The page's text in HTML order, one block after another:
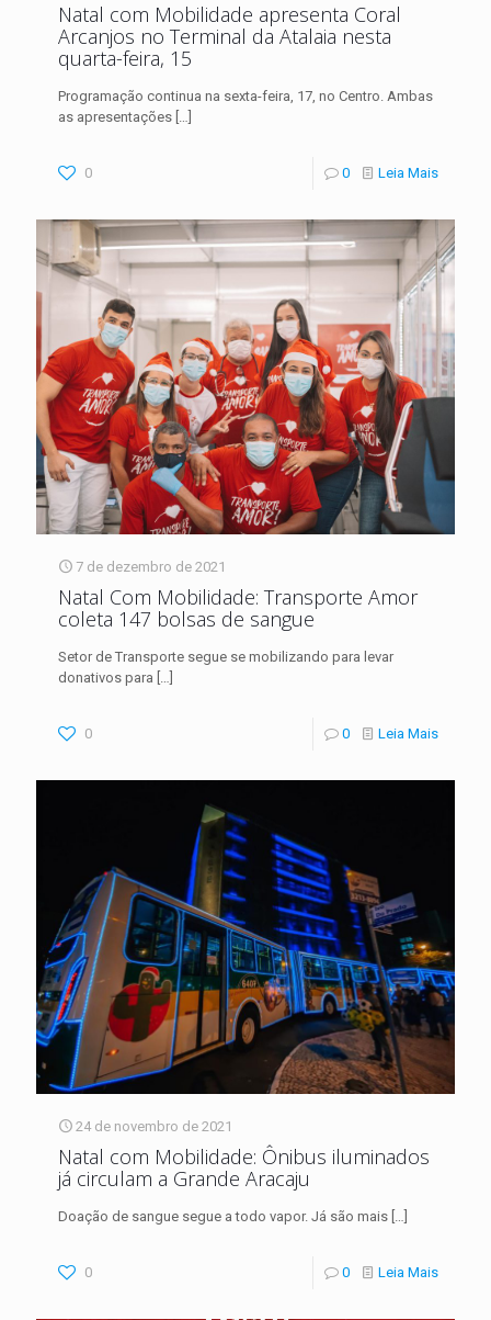
Natal com Mobilidade apresenta Coral
Arcanjos no Terminal da Atalaia nesta
quarta-feira, 15
Programação continua na sexta-feira, 17, no Centro. Ambas
as apresentações […]
0 0 Leia Mais
7 de dezembro de 2021
Natal Com Mobilidade: Transporte Amor
coleta 147 bolsas de sangue
Setor de Transporte segue se mobilizando para levar
donativos para […]
0 0 Leia Mais
24 de novembro de 2021
Natal com Mobilidade: Ônibus iluminados
já circulam a Grande Aracaju
Doação de sangue segue a todo vapor. Já são mais […]
0 0 Leia Mais